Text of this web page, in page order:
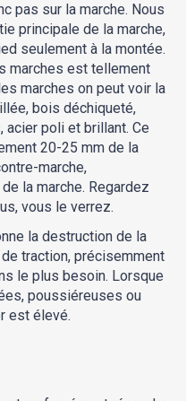
pas sur la marche. Nous
principale de la marche,
seulement à la montée.
marches est tellement
marches on peut voir la
bois déchiqueté,
poli et brillant. Ce
20-25 mm de la
marche,
la marche. Regardez
vous le verrez.
la destruction de la
traction, précisemment
le plus besoin. Lorsque
poussiéreuses ou
est élevé.